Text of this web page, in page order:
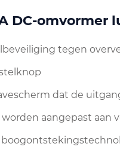
DC-omvormer
tegen
dat de
aangepast aan